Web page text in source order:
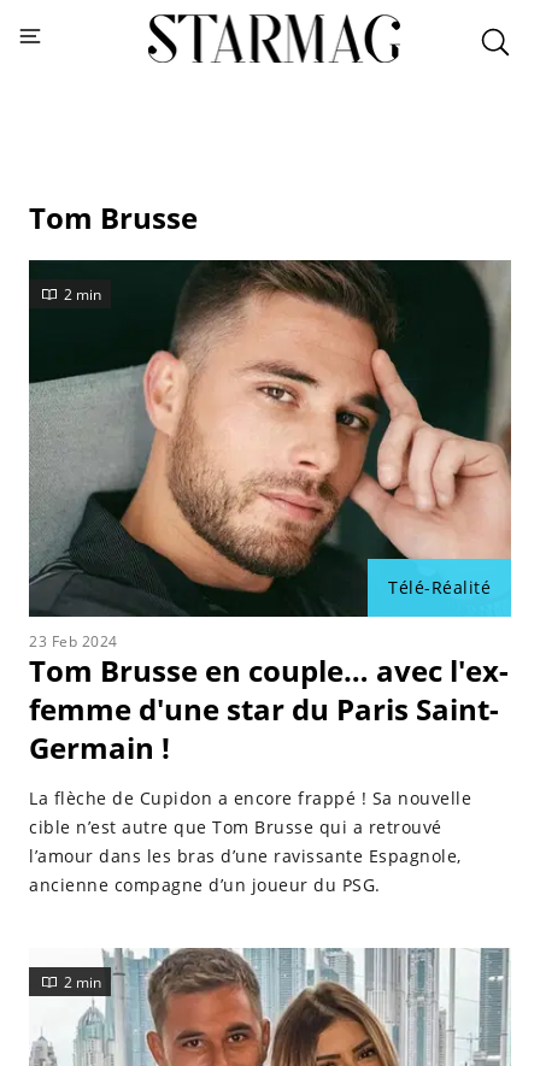
Tom Brusse
Télé-Réalité
2 min
23 Feb 2024
Tom Brusse en couple… avec l'ex-
femme d'une star du Paris Saint-
Germain !
La flèche de Cupidon a encore frappé ! Sa nouvelle
cible n’est autre que Tom Brusse qui a retrouvé
l’amour dans les bras d’une ravissante Espagnole,
ancienne compagne d’un joueur du PSG.
2 min